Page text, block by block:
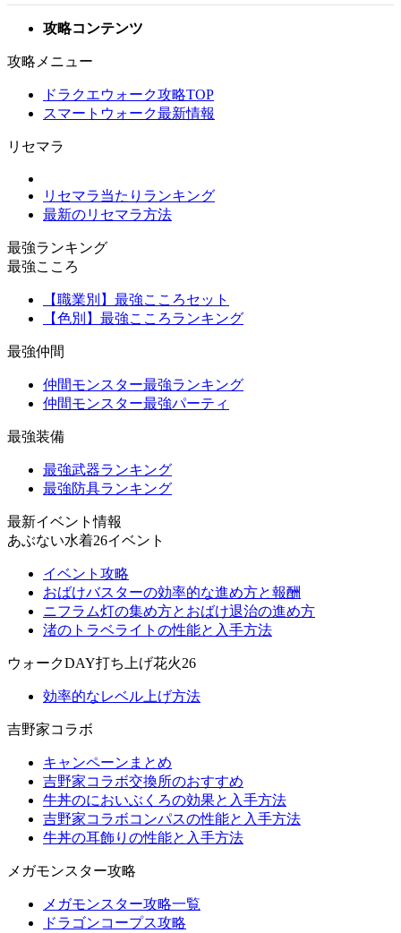
攻略コンテンツ
攻略メニュー
ドラクエウォーク攻略TOP
スマートウォーク最新情報
リセマラ
リセマラ当たりランキング
最新のリセマラ方法
最強ランキング
最強こころ
【職業別】最強こころセット
【色別】最強こころランキング
最強仲間
仲間モンスター最強ランキング
仲間モンスター最強パーティ
最強装備
最強武器ランキング
最強防具ランキング
最新イベント情報
あぶない水着26イベント
イベント攻略
おばけバスターの効率的な進め方と報酬
ニフラム灯の集め方とおばけ退治の進め方
渚のトラベライトの性能と入手方法
ウォークDAY打ち上げ花火26
効率的なレベル上げ方法
吉野家コラボ
キャンペーンまとめ
吉野家コラボ交換所のおすすめ
牛丼のにおいぶくろの効果と入手方法
吉野家コラボコンパスの性能と入手方法
牛丼の耳飾りの性能と入手方法
メガモンスター攻略
メガモンスター攻略一覧
ドラゴンコープス攻略